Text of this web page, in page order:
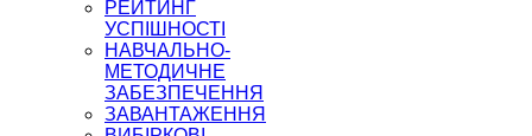
РЕЙТИНГ
УСПІШНОСТІ
НАВЧАЛЬНО-
МЕТОДИЧНЕ
ЗАБЕЗПЕЧЕННЯ
ЗАВАНТАЖЕННЯ